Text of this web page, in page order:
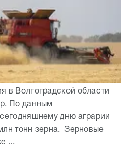
в Волгоградской области
По данным
дню аграрии
тонн зерна. Зерновые
...